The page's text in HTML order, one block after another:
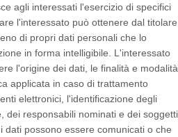
agli interessati l'esercizio di specifici
l'interessato può ottenere dal titolare
di propri dati personali che lo
in forma intelligibile. L'interessato
l'origine dei dati, le finalità e modalità
applicata in caso di trattamento
elettronici, l'identificazione degli
dei responsabili nominati e dei soggetti
dati possono essere comunicati o che